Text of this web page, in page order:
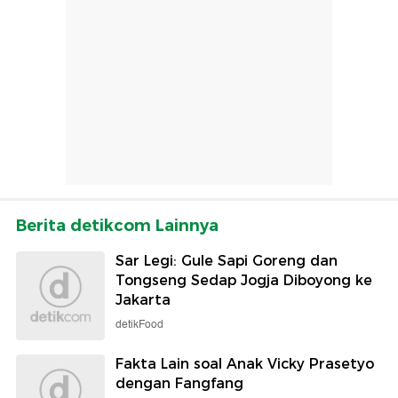
Berita detikcom Lainnya
Sar Legi: Gule Sapi Goreng dan
Tongseng Sedap Jogja Diboyong ke
Jakarta
detikFood
Fakta Lain soal Anak Vicky Prasetyo
dengan Fangfang